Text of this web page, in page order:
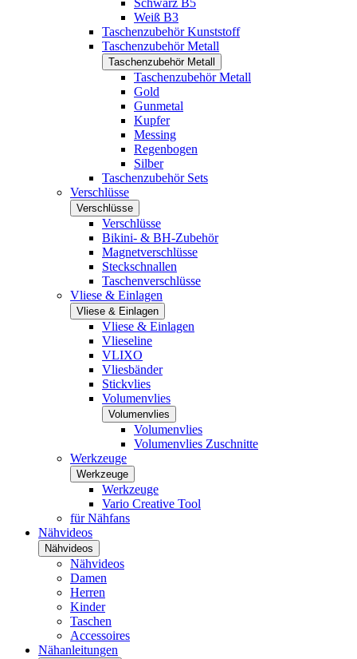
Schwarz B5
Weiß B3
Taschenzubehör Kunststoff
Taschenzubehör Metall
Taschenzubehör Metall
Taschenzubehör Metall
Gold
Gunmetal
Kupfer
Messing
Regenbogen
Silber
Taschenzubehör Sets
Verschlüsse
Verschlüsse
Verschlüsse
Bikini- & BH-Zubehör
Magnetverschlüsse
Steckschnallen
Taschenverschlüsse
Vliese & Einlagen
Vliese & Einlagen
Vliese & Einlagen
Vlieseline
VLIXO
Vliesbänder
Stickvlies
Volumenvlies
Volumenvlies
Volumenvlies
Volumenvlies Zuschnitte
Werkzeuge
Werkzeuge
Werkzeuge
Vario Creative Tool
für Nähfans
Nähvideos
Nähvideos
Nähvideos
Damen
Herren
Kinder
Taschen
Accessoires
Nähanleitungen